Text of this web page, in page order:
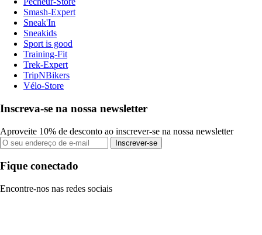
Smash-Expert
Sneak'In
Sneakids
Sport is good
Training-Fit
Trek-Expert
TripNBikers
Vélo-Store
Inscreva-se na nossa newsletter
Aproveite 10% de desconto ao inscrever-se na nossa newsletter
Inscrever-se
Fique conectado
Encontre-nos nas redes sociais